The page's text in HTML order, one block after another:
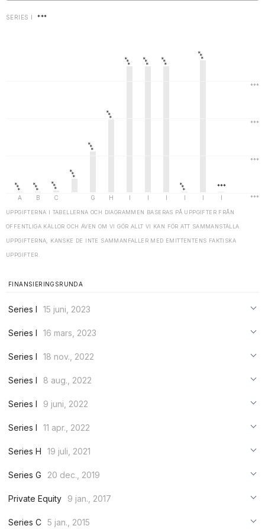
SERIES I ***
UPPGIFTERNA I TABELLERNA OCH DIAGRAMMEN BASERAS PÅ UPPGIFTER FRÅN
OFFENTLIGA KÄLLOR OCH ÄVEN OM VI GÖR ALLT VI KAN FÖR ATT SAMMANSTÄLLA
UPPGIFTERNA, KANSKE DE INTE SAMMANFALLER MED EMITTENTENS FAKTISKA
UPPGIFTER.
FINANSIERINGSRUNDA
Series I
15 juni, 2023
***
Series I
16 mars, 2023
***
Series I
18 nov., 2022
***
Series I
8 aug., 2022
***
Series I
9 juni, 2022
***
Series I
11 apr., 2022
***
Series H
19 juli, 2021
***
Series G
20 dec., 2019
***
Private Equity
9 jan., 2017
***
Series C 5 jan., 2015